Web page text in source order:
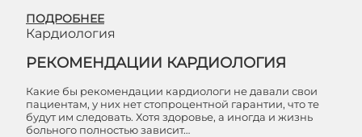
ПОДРОБНЕЕ
Кардиология
РЕКОМЕНДАЦИИ КАРДИОЛОГИЯ
Какие бы рекомендации кардиологи не давали свои
пациентам, у них нет стопроцентной гарантии, что те
будут им следовать. Хотя здоровье, а иногда и жизнь
больного полностью зависит…